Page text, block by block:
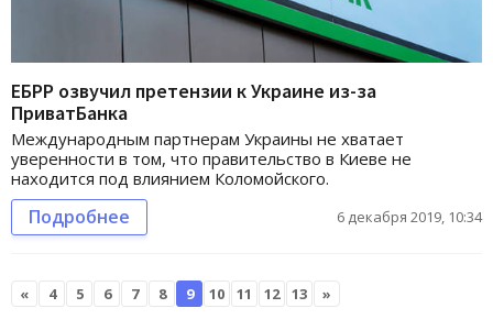
ЕБРР озвучил претензии к Украине из-за
ПриватБанка
Международным партнерам Украины не хватает
уверенности в том, что правительство в Киеве не
находится под влиянием Коломойского.
Подробнее 6 декабря 2019, 10:34
« 4 5 6 7 8 9 10 11 12 13 »